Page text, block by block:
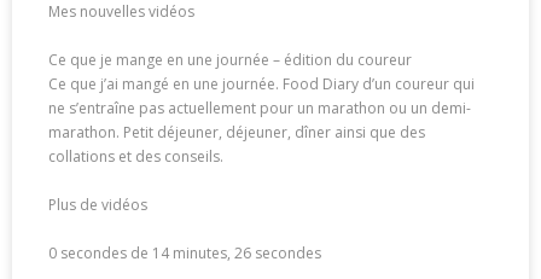
Mes nouvelles vidéos
Ce que je mange en une journée – édition du coureur
Ce que j’ai mangé en une journée. Food Diary d’un coureur qui
ne s’entraîne pas actuellement pour un marathon ou un demi-
marathon. Petit déjeuner, déjeuner, dîner ainsi que des
collations et des conseils.
Plus de vidéos
0 secondes de 14 minutes, 26 secondes